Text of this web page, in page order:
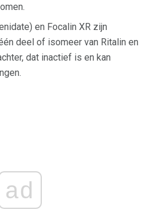
en Focalin XR zijn
deel of isomeer van Ritalin en
dat inactief is en kan
ad